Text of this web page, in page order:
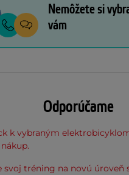
Nemôžete si
vám
Odporúčame
k vybraným
svoj tréning na novú úroveň